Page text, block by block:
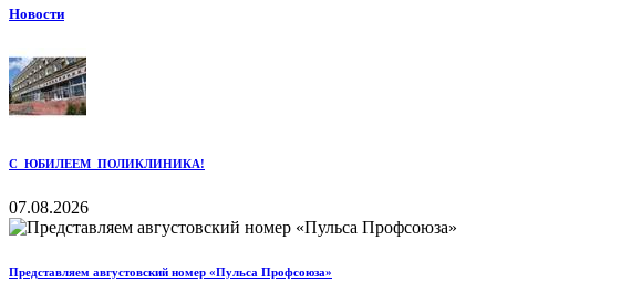
Новости
С ЮБИЛЕЕМ ПОЛИКЛИНИКА!
07.08.2026
Представляем августовский номер «Пульса Профсоюза»